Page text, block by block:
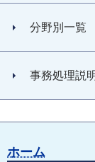
分野別一覧
事務処理説
ホーム